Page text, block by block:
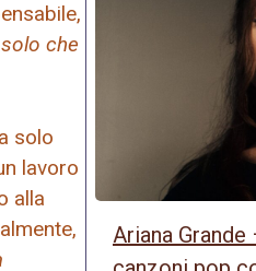
che
solo
lavoro
alla
Ariana Grande